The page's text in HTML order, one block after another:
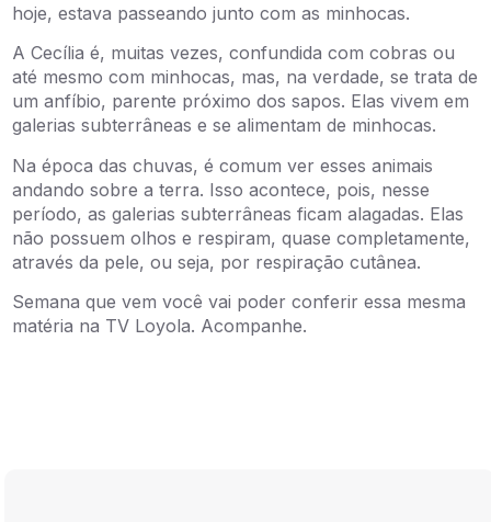
hoje, estava passeando junto com as minhocas.
A Cecília é, muitas vezes, confundida com cobras ou
até mesmo com minhocas, mas, na verdade, se trata de
um anfíbio, parente próximo dos sapos. Elas vivem em
galerias subterrâneas e se alimentam de minhocas.
Na época das chuvas, é comum ver esses animais
andando sobre a terra. Isso acontece, pois, nesse
período, as galerias subterrâneas ficam alagadas. Elas
não possuem olhos e respiram, quase completamente,
através da pele, ou seja, por respiração cutânea.
Semana que vem você vai poder conferir essa mesma
matéria na TV Loyola. Acompanhe.